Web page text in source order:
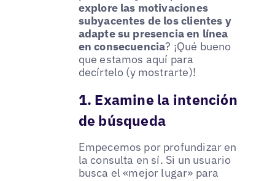
explore las motivaciones
subyacentes de los clientes y
adapte su presencia en línea
en consecuencia? ¡Qué bueno
que estamos aquí para
decírtelo (y mostrarte)!
1. Examine la intención
de búsqueda
Empecemos por profundizar en
la consulta en sí. Si un usuario
busca el «mejor lugar» para